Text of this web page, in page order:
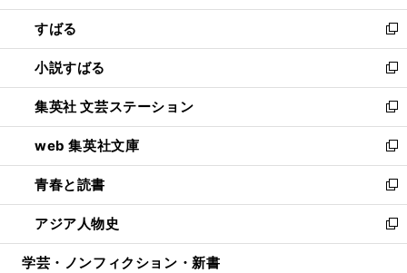
開
く
ウ
で
開
く
ン
ド
ウ
で
開
く
すばる
新
し
い
ウ
ィ
ン
ド
ウ
で
開
く
小説すばる
新
し
い
ウ
ィ
ン
ド
ウ
で
開
集英社 文芸ステーション
新
し
い
ウ
ィ
ン
ド
ウ
web 集英社文庫
新
し
い
ウ
ィ
ン
青春と読書
新
し
い
ウ
アジア人物史
新
し
学芸・ノンフィクション・新書